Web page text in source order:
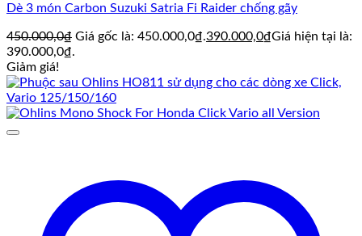
Dè 3 món Carbon Suzuki Satria Fi Raider chống gãy
450.000,0₫ Giá gốc là: 450.000,0₫.390.000,0₫Giá hiện tại là:
390.000,0₫.
Giảm giá!